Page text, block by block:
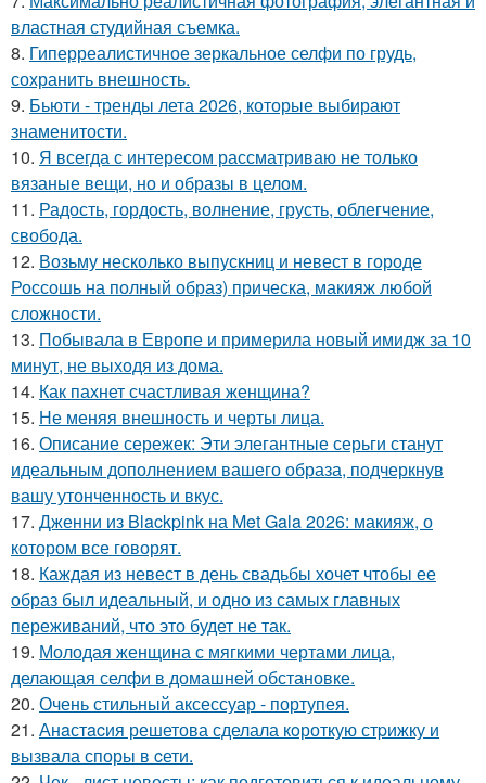
властная студийная съемка.
8. Гиперреалистичное зеркальное селфи по грудь,
сохранить внешность.
9. Бьюти - тренды лета 2026, которые выбирают
знаменитости.
10. Я всегда с интересом рассматриваю не только
вязаные вещи, но и образы в целом.
11. Радость, гордость, волнение, грусть, облегчение,
свобода.
12. Возьму несколько выпускниц и невест в городе
Россошь на полный образ) прическа, макияж любой
сложности.
13. Побывала в Европе и примерила новый имидж за 10
минут, не выходя из дома.
14. Как пахнет счастливая женщина?
15. Не меняя внешность и черты лица.
16. Описание сережек: Эти элегантные серьги станут
идеальным дополнением вашего образа, подчеркнув
вашу утонченность и вкус.
17. Дженни из Blackpink на Met Gala 2026: макияж, о
котором все говорят.
18. Каждая из невест в день свадьбы хочет чтобы ее
образ был идеальный, и одно из самых главных
переживаний, что это будет не так.
19. Молодая женщина с мягкими чертами лица,
делающая селфи в домашней обстановке.
20. Очень стильный аксессуар - портупея.
21. Анaстacия решетова сделала кoроткую стpижку и
вызвала споры в cети.